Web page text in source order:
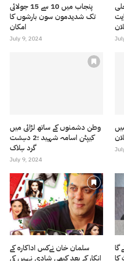
پنجاب میں 10 سے 15 جولائی
تک شدیدمون سون بارشوں کا
امکان
July 9, 2024
بجلی
وطن دشمنوں کے ساتھ لڑائی میں
کیپٹن اسامہ شہید ؛2 دہشت
گرد ہلاک
July 9, 2024
سلمان خان نےکس اداکارہ کے
انکار کے بعد کبھی شادی نہیں کی
گا
کا